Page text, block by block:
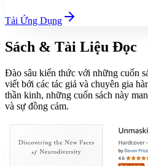
Tải Ứng Dụng
Sách & Tài Liệu Đọc
Đào sâu kiến thức với những cuốn
viết bởi các tác giả và chuyên gia
thần kinh, những cuốn sách này
và sự đồng cảm.